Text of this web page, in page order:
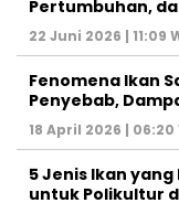
Pertumbuhan,
22 Juni 2026 | 11:09
Fenomena Ikan
Penyebab,
18 April 2026 | 06:20
5 Jenis Ikan
untuk Polikultur